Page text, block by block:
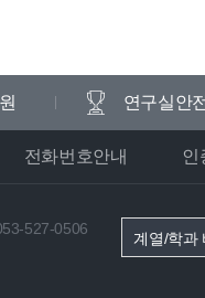
연구실안
전화번호안내 인
527-0506
계열/학과